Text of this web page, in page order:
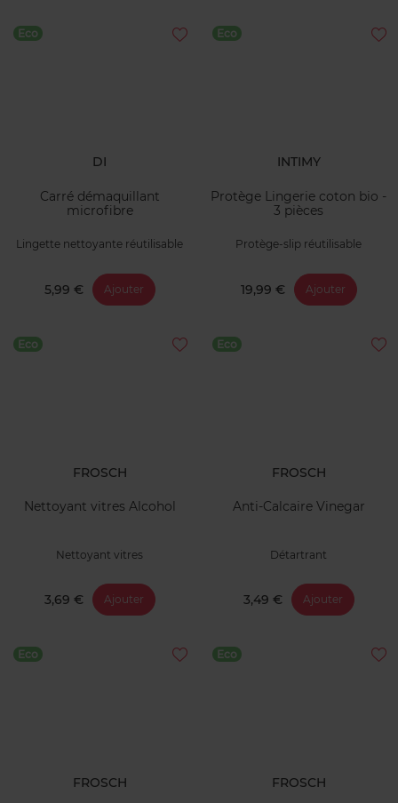
Eco
DI
Carré démaquillant
microfibre
Lingette nettoyante réutilisable
5,99 € Ajouter
Eco
INTIMY
Protège Lingerie coton bio -
3 pièces
Protège-slip réutilisable
19,99 € Ajouter
Eco
FROSCH
Nettoyant vitres Alcohol
Nettoyant vitres
3,69 € Ajouter
Eco
FROSCH
Anti-Calcaire Vinegar
Détartrant
3,49 € Ajouter
Eco
FROSCH
Eco
FROSCH